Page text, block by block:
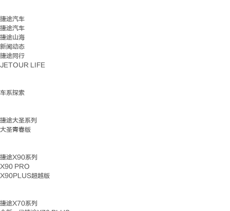
捷途汽车
捷途汽车
捷途山海
新闻动态
捷途同行
JETOUR LIFE
车系探索
捷途大圣系列
大圣青春版
捷途X90系列
X90 PRO
X90PLUS超越版
捷途X70系列